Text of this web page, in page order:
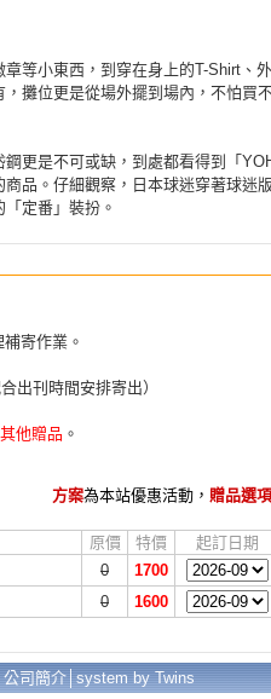
等小東西，到穿在身上的T-Shirt、
攤位更是從場外擺到場內，不怕買
更是不可或缺，到處都看得到「
品。仔細觀察，日本球迷穿著球迷
定番」裝扮。
寄作業。
出刊時間安排寄出）
他贈品 。
方案為本站優惠活動， 贈品選項
原價 特價 起訂日期
0 1700
0 1600
公司簡介│system by Twins